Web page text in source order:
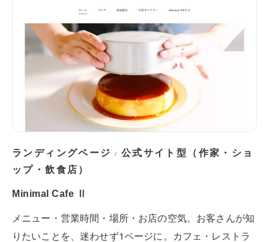
ランディングページ / 公式サイト型（作家・ショ
ップ・飲食店）
Minimal Cafe Ⅱ
メニュー・営業時間・場所・お店の空気。お客さんが知
りたいことを、迷わせず1ページに。カフェ・レストラ